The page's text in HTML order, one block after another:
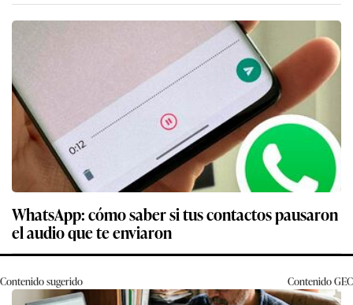
WhatsApp: cómo saber si tus contactos pausaron
el audio que te enviaron
Contenido sugerido ContenidoGEC